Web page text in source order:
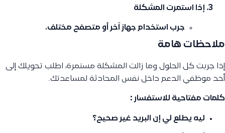
إذا استمرت المشكلة
جرب استخدام جهاز آخر أو متصفح مختلف.
ملاحظات هامة
إذا جربت كل الحلول وما زالت المشكلة مستمرة، اطلب تحويلك إلى
أحد موظفي الدعم داخل نفس المحادثة لمساعدتك.
كلمات مفتاحية للاستفسار :
ليه يطلع لي إن البريد غير صحيح؟